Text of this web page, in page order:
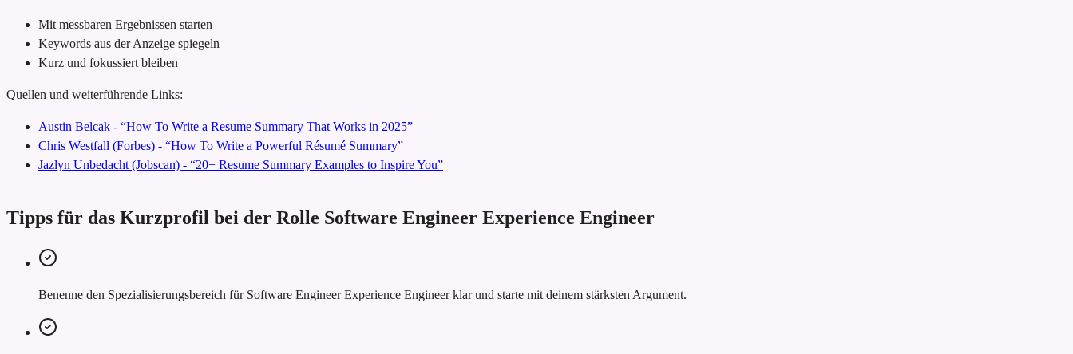
Mit messbaren Ergebnissen starten
Keywords aus der Anzeige spiegeln
Kurz und fokussiert bleiben
Quellen und weiterführende Links:
Austin Belcak - “How To Write a Resume Summary That Works in 2025”
Chris Westfall (Forbes) - “How To Write a Powerful Résumé Summary”
Jazlyn Unbedacht (Jobscan) - “20+ Resume Summary Examples to Inspire You”
Tipps für das Kurzprofil bei der Rolle Software Engineer Experience Engineer
Benenne den Spezialisierungsbereich für Software Engineer Experience Engineer klar und starte mit deinem stärksten Argument.